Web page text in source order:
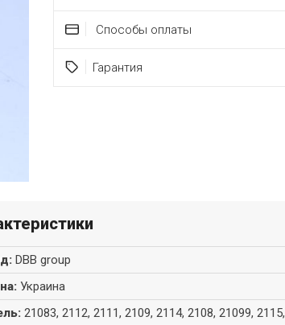
Способы оплаты
Гарантия
: DBB group
: Украина
: 21083, 2112, 2111, 2109, 2114, 2108, 21099,